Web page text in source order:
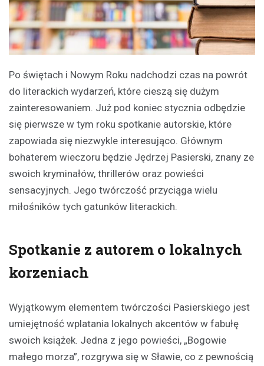
Po świętach i Nowym Roku nadchodzi czas na powrót
do literackich wydarzeń, które cieszą się dużym
zainteresowaniem. Już pod koniec stycznia odbędzie
się pierwsze w tym roku spotkanie autorskie, które
zapowiada się niezwykle interesująco. Głównym
bohaterem wieczoru będzie Jędrzej Pasierski, znany ze
swoich kryminałów, thrillerów oraz powieści
sensacyjnych. Jego twórczość przyciąga wielu
miłośników tych gatunków literackich.
Spotkanie z autorem o lokalnych
korzeniach
Wyjątkowym elementem twórczości Pasierskiego jest
umiejętność wplatania lokalnych akcentów w fabułę
swoich książek. Jedna z jego powieści, „Bogowie
małego morza”, rozgrywa się w Sławie, co z pewnością